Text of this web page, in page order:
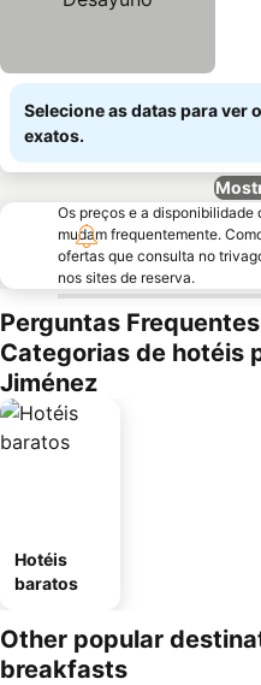
Selecione as datas para ver
exatos.
Os preços e a disponibilidade
mudam frequentemente.
ofertas que consulta no
nos sites de reserva.
Perguntas
Categorias de hotéis
Jiménez
Hotéis
baratos
Other popular
breakfasts